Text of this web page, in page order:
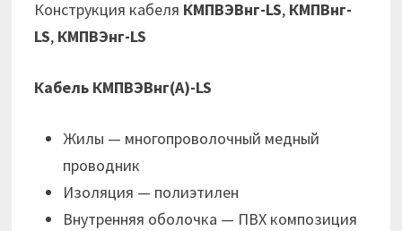
Конструкция кабеля КМПВЭВнг-LS, КМПВнг-
LS, КМПВЭнг-LS
Кабель КМПВЭВнг(А)-LS
Жилы — многопроволочный медный
проводник
Изоляция — полиэтилен
Внутренняя оболочка — ПВХ композиция